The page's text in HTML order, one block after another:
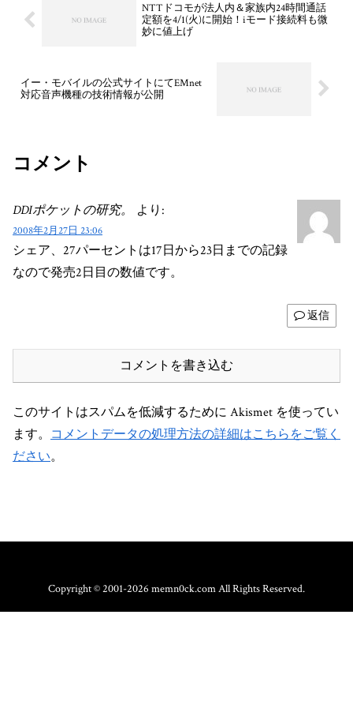
NTTドコモが法人内＆家族内24時間通話
定額を4/1(火)に開始！iモード接続料も微
妙に値上げ
イー・モバイルの公式サイトにてEMnet
対応音声機種の技術情報が公開
コメント
DDIポケットの研究。 より:
2008年2月27日 23:06
シェア、27パーセントは17日から23日までの記録
なので発売2日目の数値です。
返信
コメントを書き込む
このサイトはスパムを低減するために Akismet を使ってい
ます。 コメントデータの処理方法の詳細はこちらをご覧く
ださい。
Copyright © 2001-2026 memn0ck.com All Rights Reserved.